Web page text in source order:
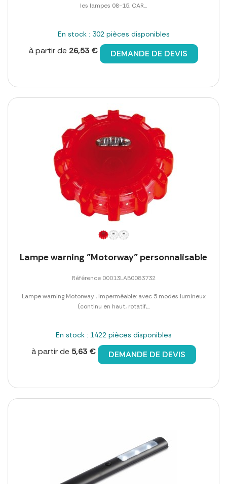
les lampes 08-15. CAR...
En stock : 302 pièces disponibles
à partir de 26,53 € DEMANDE DE DEVIS
Lampe warning "Motorway" personnalisable
Référence 00013LAB0083732
Lampe warning Motorway , imperméable: avec 5 modes lumineux
(continu en haut, rotatif,...
En stock : 1422 pièces disponibles
à partir de 5,63 € DEMANDE DE DEVIS